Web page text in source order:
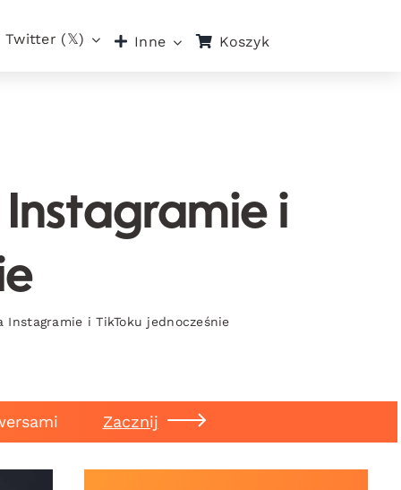
Twitter (𝕏) Inne Koszyk
i
i TikToku jednocześnie
Zacznij